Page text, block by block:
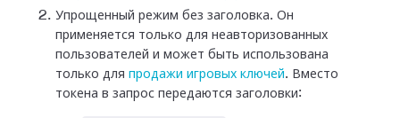
Упрощенный режим без заголовка. Он
применяется только для неавторизованных
пользователей и может быть использована
только для продажи игровых ключей. Вместо
токена в запрос передаются заголовки: